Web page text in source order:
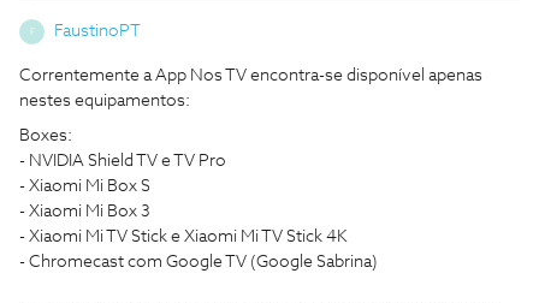
F FaustinoPT
Correntemente a App Nos TV encontra-se disponível apenas
nestes equipamentos:
Boxes:
- NVIDIA Shield TV e TV Pro
- Xiaomi Mi Box S
- Xiaomi Mi Box 3
- Xiaomi Mi TV Stick e Xiaomi Mi TV Stick 4K
- Chromecast com Google TV (Google Sabrina)